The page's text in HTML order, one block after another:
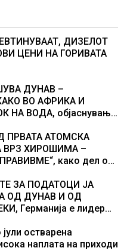
ДИЗЕЛОТ
ЦЕНИ НА ГОРИВАТА
ДУНАВ –
ВО АФРИКА И
НА ВОДА, објаснување
ПРВАТА АТОМСКА
ВРЗ ХИРОШИМА –
како дел од
го
што го промени
ЗА ПОДАТОЦИ ЈА
ОД ДУНАВ И ОД
Германија е лидер
остварена
наплата на приходи